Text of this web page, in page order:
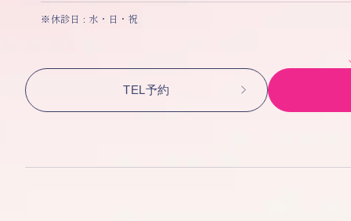
※休診日 : 水・日・祝
TEL予約